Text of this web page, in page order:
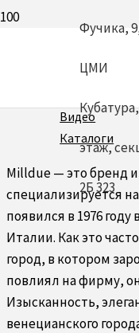
Фучика,
ЦМИ
этаж,
2Б 323
Видео
Каталоги
Milldue — это бренд
специализируется
появился в 1976
Италии. Как это
город, в котором
повлиял на фирму,
Изысканность,
венецианского